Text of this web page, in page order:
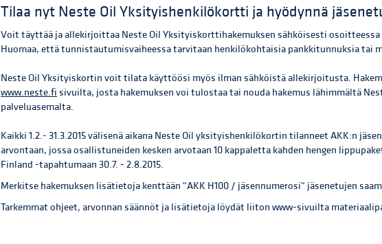
Tilaa nyt Neste Oil Yksityishenkilökortti ja hyödynnä
Voit täyttää ja allekirjoittaa Neste Oil Yksityiskorttihakemuksen sähköisesti osoitteessa
Huomaa, että tunnistautumisvaiheessa tarvitaan henkilökohtaisia pankkitunnuksia tai
Neste Oil Yksityiskortin voit tilata käyttöösi myös ilman sähköistä allekirjoitusta.
www.neste.fi sivuilta, josta hakemuksen voi tulostaa tai nouda hakemus lähimmältä
palveluasemalta.
Kaikki 1.2.- 31.3.2015 välisenä aikana Neste Oil yksityishenkilökortin tilanneet AKK:n
arvontaan, jossa osallistuneiden kesken arvotaan 10 kappaletta kahden hengen
Finland -tapahtumaan 30.7. - 2.8.2015.
Merkitse hakemuksen lisätietoja kenttään "AKK H100 / jäsennumerosi" jäsenetujen
Tarkemmat ohjeet, arvonnan säännöt ja lisätietoja löydät liiton www-sivuilta